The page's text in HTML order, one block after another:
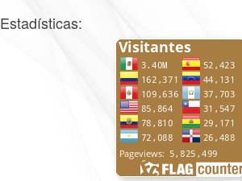
Estadísticas: